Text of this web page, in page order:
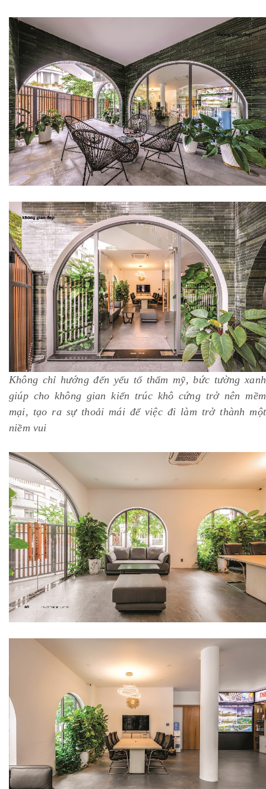
Không chỉ hướng đến yếu tố thẩm mỹ, bức tường xanh
giúp cho không gian kiến trúc khô cứng trở nên mềm
mại, tạo ra sự thoải mái để việc đi làm trở thành một
niềm vui